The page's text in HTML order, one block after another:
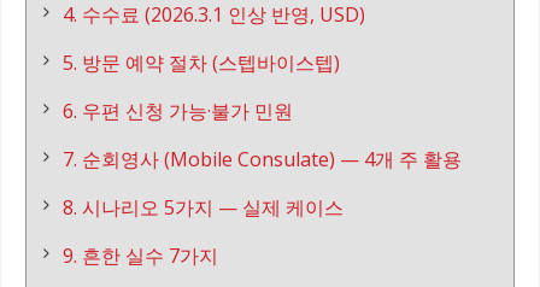
4. 수수료 (2026.3.1 인상 반영, USD)
5. 방문 예약 절차 (스텝바이스텝)
6. 우편 신청 가능·불가 민원
7. 순회영사 (Mobile Consulate) — 4개 주 활용
8. 시나리오 5가지 — 실제 케이스
9. 흔한 실수 7가지